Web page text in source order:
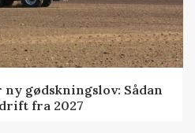
gødskningslov: Sådan
fra 2027